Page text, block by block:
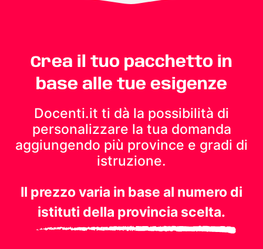
Crea il tuo pacchetto in
base alle tue esigenze
Docenti.it ti dà la possibilità di
personalizzare la tua domanda
aggiungendo più province e gradi di
istruzione.
Il prezzo varia in base al numero di
istituti della provincia scelta.